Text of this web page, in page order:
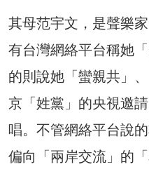
其母范宇文，是聲樂
有台灣網絡平台稱她
的則說她「蠻親共」
京「姓黨」的央視邀
唱。不管網絡平台說
偏向「兩岸交流」的